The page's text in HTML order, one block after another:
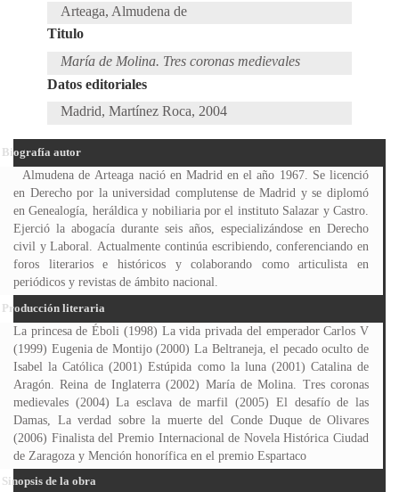
Arteaga, Almudena de
Titulo
María de Molina. Tres coronas medievales
Datos editoriales
Madrid, Martínez Roca, 2004
Biografía autor
Almudena de Arteaga nació en Madrid en el año 1967. Se licenció
en Derecho por la universidad complutense de Madrid y se diplomó
en Genealogía, heráldica y nobiliaria por el instituto Salazar y Castro.
Ejerció la abogacía durante seis años, especializándose en Derecho
civil y Laboral. Actualmente continúa escribiendo, conferenciando en
foros literarios e históricos y colaborando como articulista en
periódicos y revistas de ámbito nacional.
Producción literaria
La princesa de Éboli (1998) La vida privada del emperador Carlos V
(1999) Eugenia de Montijo (2000) La Beltraneja, el pecado oculto de
Isabel la Católica (2001) Estúpida como la luna (2001) Catalina de
Aragón. Reina de Inglaterra (2002) María de Molina. Tres coronas
medievales (2004) La esclava de marfil (2005) El desafío de las
Damas, La verdad sobre la muerte del Conde Duque de Olivares
(2006) Finalista del Premio Internacional de Novela Histórica Ciudad
de Zaragoza y Mención honorífica en el premio Espartaco
Sinopsis de la obra